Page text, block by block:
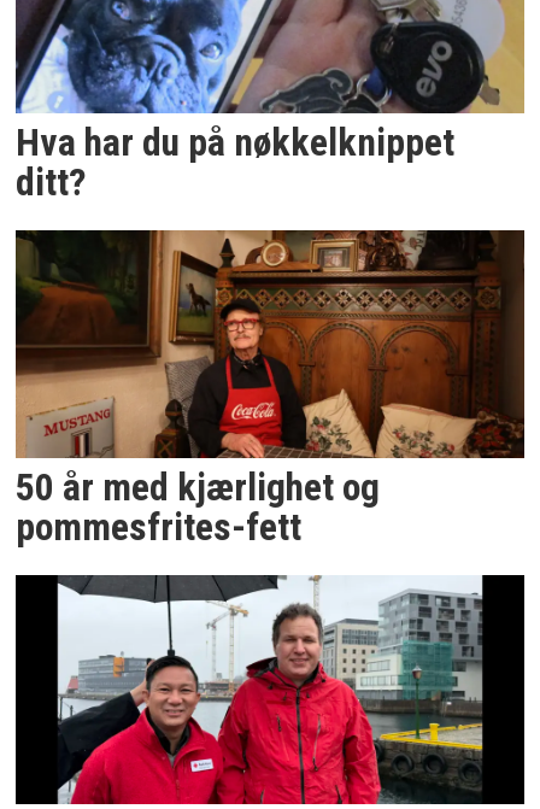
Hva har du på nøkkelknippet
ditt?
50 år med kjærlighet og
pommesfrites-fett